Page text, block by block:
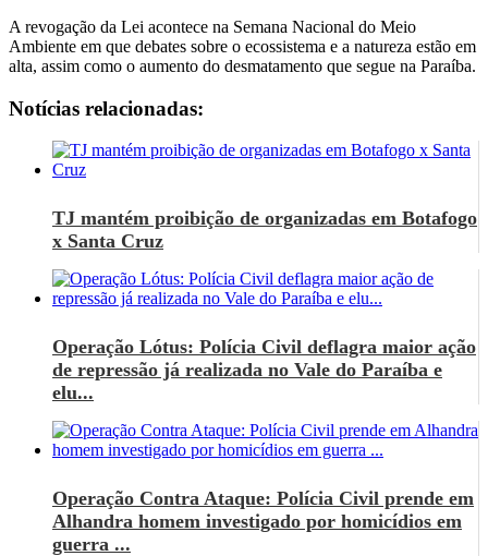
A revogação da Lei acontece na Semana Nacional do Meio
Ambiente em que debates sobre o ecossistema e a natureza estão em
alta, assim como o aumento do desmatamento que segue na Paraíba.
Notícias relacionadas:
TJ mantém proibição de organizadas em Botafogo
x Santa Cruz
Operação Lótus: Polícia Civil deflagra maior ação
de repressão já realizada no Vale do Paraíba e
elu...
Operação Contra Ataque: Polícia Civil prende em
Alhandra homem investigado por homicídios em
guerra ...